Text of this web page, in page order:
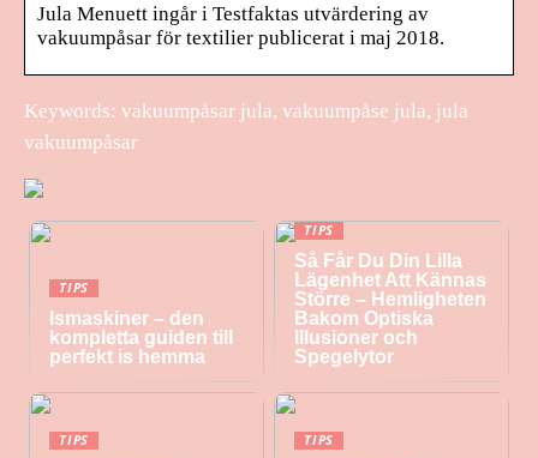
Jula Menuett ingår i Testfaktas utvärdering av
vakuumpåsar för textilier publicerat i maj 2018.
Keywords: vakuumpåsar jula, vakuumpåse jula, jula
vakuumpåsar
TIPS
Ismaskiner – den
kompletta guiden till
perfekt is hemma
TIPS
Så Får Du Din Lilla
Lägenhet Att Kännas
Större – Hemligheten
Bakom Optiska
Illusioner och
Spegelytor
TIPS TIPS